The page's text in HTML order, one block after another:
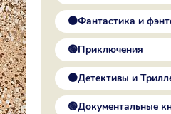
🟠Фантастика и
🟢Приключения
🟠Детективы и
🟢Документальные